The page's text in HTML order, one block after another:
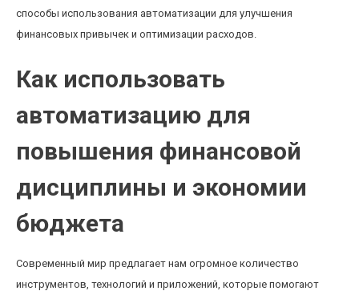
способы использования автоматизации для улучшения
финансовых привычек и оптимизации расходов.
Как использовать
автоматизацию для
повышения финансовой
дисциплины и экономии
бюджета
Современный мир предлагает нам огромное количество
инструментов, технологий и приложений, которые помогают